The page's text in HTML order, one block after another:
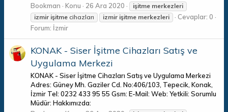
Bookman
Konu 26 Ara 2020 işitme merkezleri
izmir işitme cihazları izmir işitme merkezleri
Cevaplar: 0
Forum: İzmir
KONAK - Siser İşitme Cihazları Satış ve
Uygulama Merkezi
KONAK - Siser İşitme Cihazları Satış ve Uygulama Merkezi
Adres: Güney Mh. Gaziler Cd. No:406/103, Tepecik, Konak,
İzmir Tel: 0232 433 95 55 Gsm: E-Mail: Web: Yetkili: Sorumlu
Müdür: Hakkımızda: